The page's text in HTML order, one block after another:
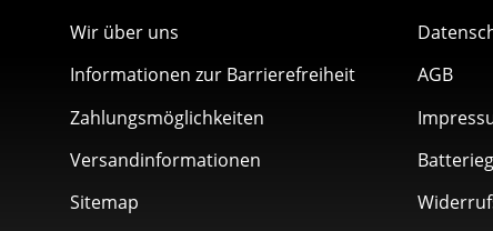
Wir über uns
Informationen zur Barrierefreiheit
Zahlungsmöglichkeiten
Versandinformationen
Sitemap
AGB